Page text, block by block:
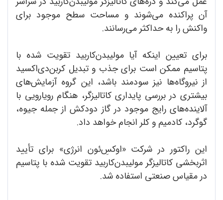
آن پراکنده می‌شوند و مساحت سطح موجود برای
واکنش را به حداکثر می‌رسانند.
برای تعیین اینکه آیا مولیبدن‌کاربید تقویت شده با
پتاسیم ممکن است برای جذب و تبدیل کربن‌دی‌اکسید
از نیروگاه‌ها نیز سودمند باشد، این گروه آزمایش‌های
بیشتری در بررسی پایداری کاتالیزگر، هنگام رویارویی با
آلاینده‌های رایج موجود در گاز دودکش از جمله جیوه،
گوگرد، کادمیم و کلر انجام خواهد داد.
این راکتور در شرکت «اوکسِ‌ئون انرژی» برای تأیید
اثربخشی کاتالیزگر مولیبدن‌کاربید تقویت شده با پتاسیم
در مقیاس صنعتی استفاده شد.